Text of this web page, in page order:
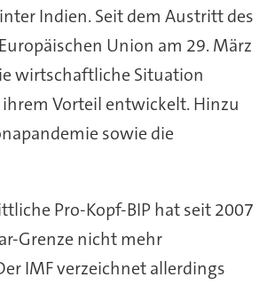
Indien. Seit dem Austritt des
Union am 29. März
wirtschaftliche Situation
Vorteil entwickelt. Hinzu
sowie die
Pro-Kopf-BIP hat seit 2007
Grenze nicht mehr
IMF verzeichnet allerdings